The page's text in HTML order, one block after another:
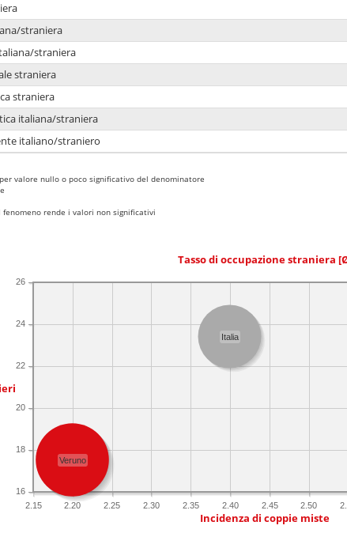
straniera
straniera
straniera
straniera
italiana/straniera
italiano/straniero
valore nullo o poco significativo del denominatore
fenomeno rende i valori non significativi
Tasso di occupazione straniera
2.15 2.20 2.25 2.30 2.35 2.40 2.45 2.50
16
18
20
22
24
26
Veruno
Italia
Incidenza di coppie miste